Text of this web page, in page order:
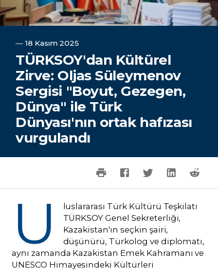
― 18 Kasım 2025
TÜRKSOY'dan Kültürel
Zirve: Oljas Süleymenov
Sergisi "Boyut, Gezegen,
Dünya" ile Türk
Dünyası'nın ortak hafızası
vurgulandı
U
luslararası Türk Kültürü Teşkilatı
TÜRKSOY Genel Sekreterliği,
Kazakistan'ın seçkin şairi,
düşünürü, Türkolog ve diplomatı,
aynı zamanda Kazakistan Emek Kahramanı ve
UNESCO Himayesindeki Kültürleri